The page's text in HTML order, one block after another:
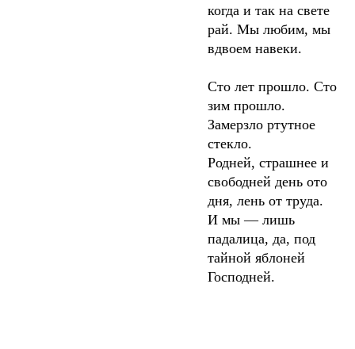
когда и так на свете
рай. Мы любим, мы
вдвоем навеки.
Сто лет прошло. Сто
зим прошло.
Замерзло ртутное
стекло.
Родней, страшнее и
свободней день ото
дня, лень от труда.
И мы — лишь
падалица, да, под
тайной яблоней
Господней.